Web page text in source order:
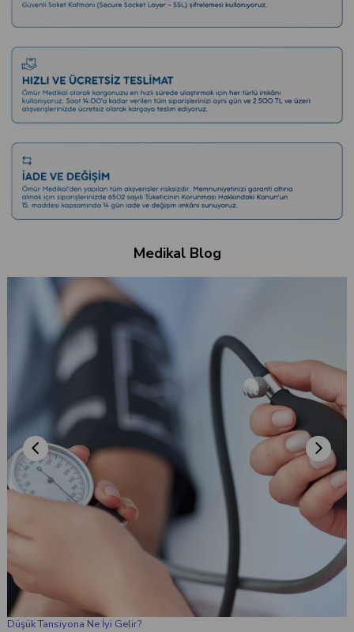
Medikal Blog
Düşük Tansiyona Ne İyi Gelir?